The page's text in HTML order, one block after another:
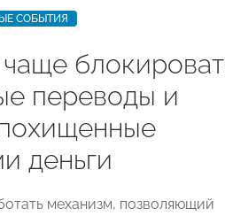
СОБЫТИЯ
переводы и
деньги
механизм, позволяющий